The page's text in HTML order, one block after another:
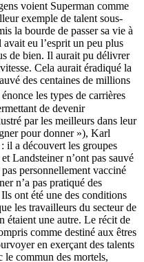
voient Superman comme
exemple de talent sous-
la bourde de passer sa vie à
eu l’esprit un peu plus
de bien. Il aurait pu délivrer
Cela aurait éradiqué la
des centaines de millions
les types de carrières
de devenir
par les meilleurs dans leur
pour donner »), Karl
il a découvert les groupes
Landsteiner n’ont pas sauvé
personnellement vacciné
n’a pas pratiqué des
ont été une des conditions
les travailleurs du secteur de
étaient une autre. Le récit de
comme destiné aux êtres
en exerçant des talents
le commun des mortels,